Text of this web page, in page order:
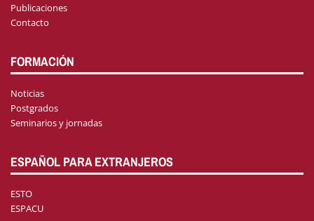
Publicaciones
Contacto
FORMACIÓN
Noticias
Postgrados
Seminarios y jornadas
ESPAÑOL PARA EXTRANJEROS
ESTO
ESPACU